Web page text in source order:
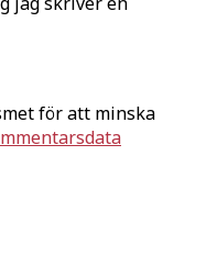
för att minska